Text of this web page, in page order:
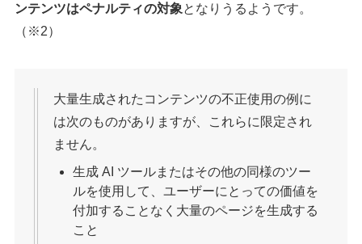
ンテンツはペナルティの対象となりうるようです。
（※2）
大量生成されたコンテンツの不正使用の例に
は次のものがありますが、これらに限定され
ません。
生成 AI ツールまたはその他の同様のツー
ルを使用して、ユーザーにとっての価値を
付加することなく大量のページを生成する
こと